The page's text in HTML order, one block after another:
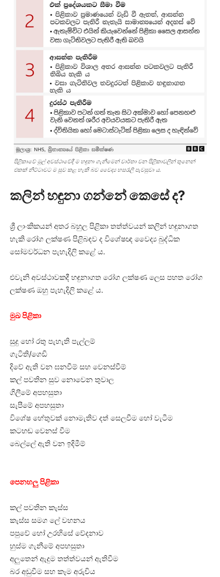
පිළිකාවේ මුල් අවස්ථාවේදී ම හඳුනා ගැනීමෙන් වාර්තා වන පිළිකාවලින් තුනෙන්
එකක් නිට්ටාවට ම සුව කළ හැකි බව වෛද්‍ය හසරැලි පැවසුවා ය.
කලින් හඳුනා ගන්නේ කෙසේ ද?
ශ්‍රී ලාංකිකයන් අතර බහුල පිළිකා තත්ත්වයන් කලින් හඳුනාගත
හැකි රෝග ලක්ෂණ පිළිබඳව ද විශේෂඥ වෛද්‍ය බුද්ධික
සෝමවර්ධන පැහැදිලි කළේ ය.
එවැනි අවස්ථාවකදී හඳුනාගත රෝග ලක්ෂණ ලෙස පහත රෝග
ලක්ෂණ ඔහු පැහැදිලි කළේ ය.
මුඛ පිළිකා
සුදු හෝ රතු පැහැති පැල්ලම්
ගැටිති/ගෙඩි
දිවේ ඇති වන ඝනවීම් සහ වෙනස්වීම්
කල් පවතින සුව නොවෙන තුවාල
ගිලීමේ අපහසුතා
සැපීමේ අපහසුතා
විශේෂ හේතුවක් නොමැතිව දත් සෙලවීම හෝ වැටීම
කටහඬ වෙනස් වීම
බෙල්ලේ ඇති වන ඉදිමීම්
පෙනහලු පිළිකා
කල් පවතින කැස්ස
කැස්ස සමග ලේ වහනය
පපුවේ හෝ උරහිසේ වේදනාව
හුස්ම ගැනීමේ අපහසුතා
අලුතෙන් ඇදුම තත්ත්වයන් ඇතිවීම
බර අඩුවීම සහ කෑම අරුචිය